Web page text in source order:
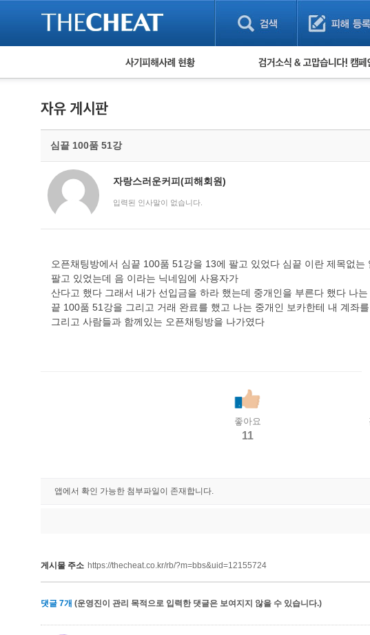
피해사례 현황
유해사이트 목록
비공개 피해사례
워킹홀리데이 피해사례
검거 소식
심끝 100품 51강
자랑스러운커피(피해회원)
입력된 인사말이 없습니다.
오픈채팅방에서 심끝 100품 51강을 13에 팔고 있었다 심끝 이란 제목없
팔고 있었는데 음 이라는 닉네임에 사용자가
산다고 했다 그래서 내가 선입금을 하라 했는데 중개인을 부른다 했다 나
끝 100품 51강을 그리고 거래 완료를 했고 나는 중개인 보카한테 내 계좌
그리고 사람들과 함께있는 오픈채팅방을 나가였다
좋아요
11
앱에서 확인 가능한 첨부파일이 존재합니다.
게시물 주소 https://thecheat.co.kr/rb/?m=bbs&uid=12155724
댓글 7개 (운영진이 관리 목적으로 입력한 댓글은 보여지지 않을 수 있습니다.)